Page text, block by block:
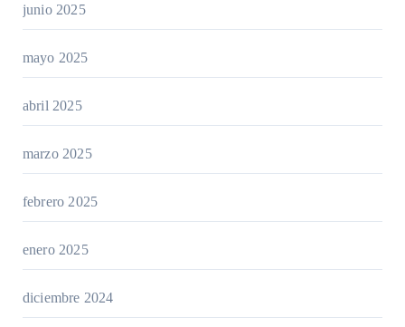
junio 2025
mayo 2025
abril 2025
marzo 2025
febrero 2025
enero 2025
diciembre 2024